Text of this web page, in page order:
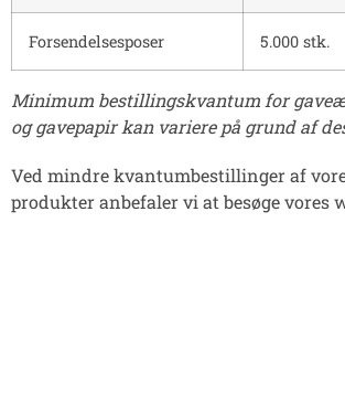
Forsendelsesposer 5.000 stk.
Minimum bestillingskvantum for
og gavepapir kan variere på grund af
Ved mindre kvantumbestillinger af
produkter anbefaler vi at besøge vores